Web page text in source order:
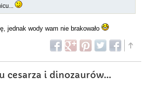
jednak wody wam nie brakowało
cesarza i dinozaurów...